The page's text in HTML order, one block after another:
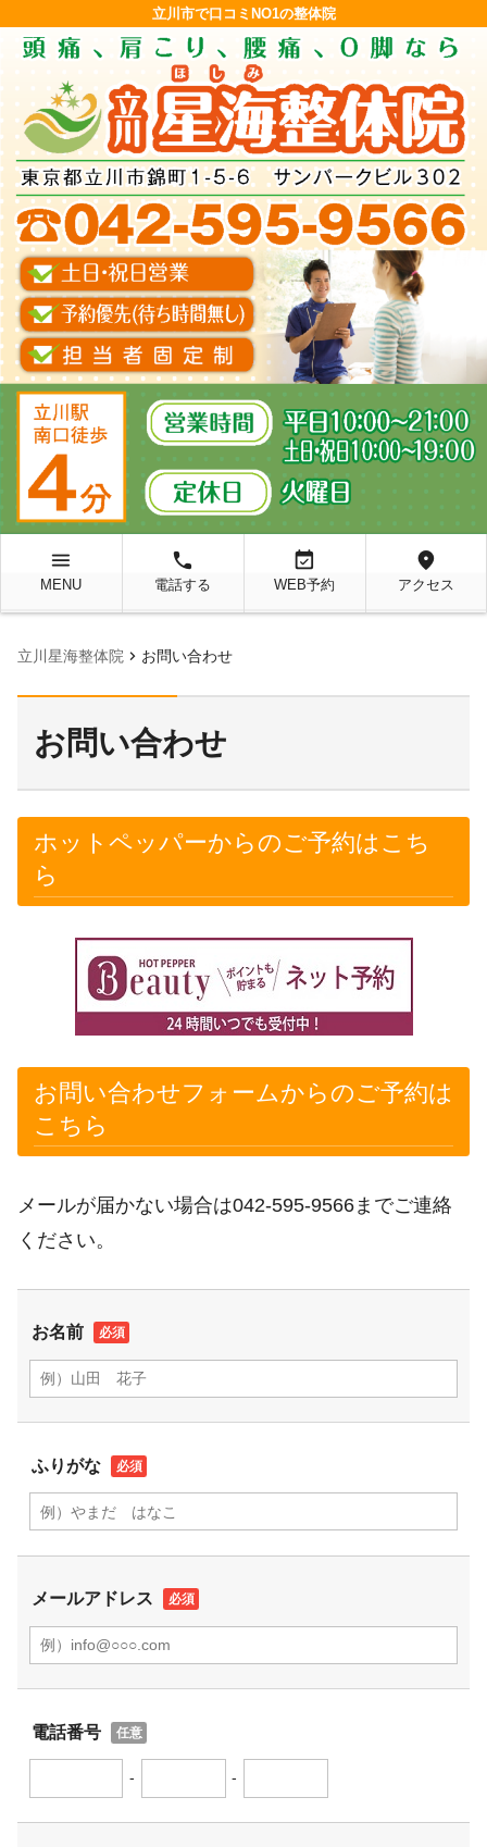
立川市で口コミNO1の整体院
menu
MENU
local_phone
電話する
event_available
WEB予約
location_on
アクセス
立川星海整体院 chevron_right お問い合わせ
お問い合わせ
ホットペッパーからのご予約はこち
ら
お問い合わせフォームからのご予約は
こちら
メールが届かない場合は042-595-9566 までご連絡
ください。
お名前
ふりがな
メールアドレス
電話番号
- -